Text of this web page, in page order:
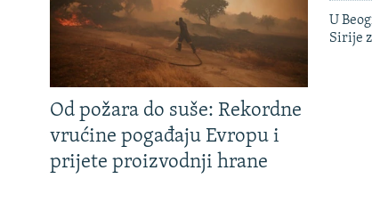
Od požara do suše: Rekordne
vrućine pogađaju Evropu i
prijete proizvodnji hrane
U
Sirije